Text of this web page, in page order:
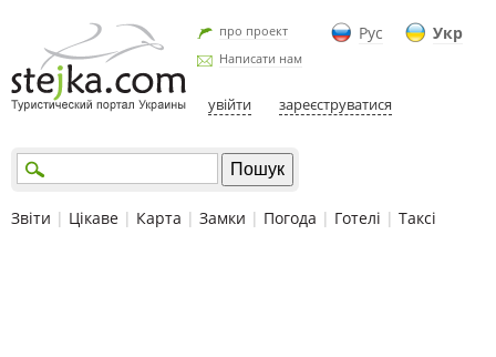
Рус Укр
про проект
Написати нам
увійти зареєструватися
Звіти | Цікаве | Карта | Замки | Погода | Готелі | Таксі